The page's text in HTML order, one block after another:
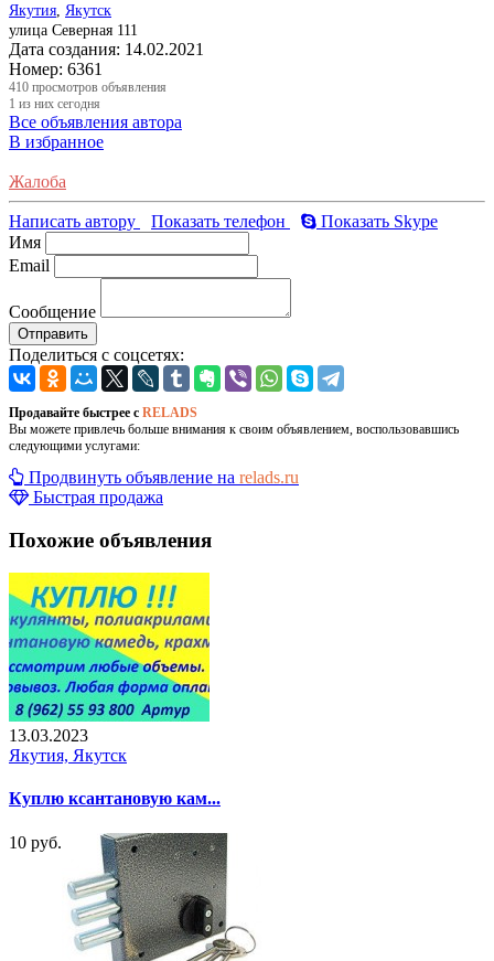
Якутия Якутск
улица Северная 111
Дата создания: 14.02.2021
Номер: 6361
410 просмотров объявления
1 из них сегодня
Все объявления автора
В избранное
Жалоба
Написать автору Показать телефон
Показать Skype
Имя
Email
Сообщение
Отправить
Поделиться с соцсетях:
Продавайте быстрее с RELADS
Вы можете привлечь больше внимания к своим объявлением, воспользовавшись
следующими услугами:
Продвинуть объявление на relads.ru
Быстрая продажа
Похожие объявления
13.03.2023
Якутия, Якутск
Куплю ксантановую кам...
10 руб.